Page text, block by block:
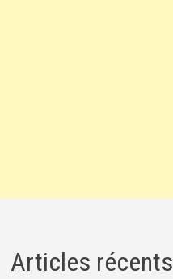
Articles récents